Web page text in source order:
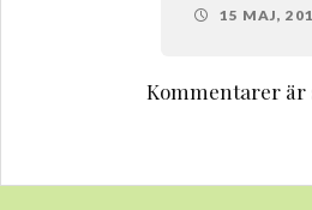
15 MAJ,
Kommentarer är